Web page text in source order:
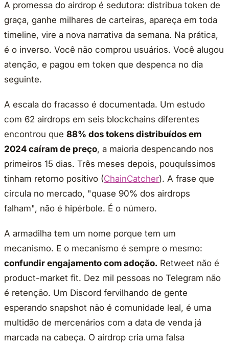
A promessa do airdrop é sedutora: distribua token de
graça, ganhe milhares de carteiras, apareça em toda
timeline, vire a nova narrativa da semana. Na prática,
é o inverso. Você não comprou usuários. Você alugou
atenção, e pagou em token que despenca no dia
seguinte.
A escala do fracasso é documentada. Um estudo
com 62 airdrops em seis blockchains diferentes
encontrou que 88% dos tokens distribuídos em
2024 caíram de preço, a maioria despencando nos
primeiros 15 dias. Três meses depois, pouquíssimos
tinham retorno positivo (ChainCatcher). A frase que
circula no mercado, "quase 90% dos airdrops
falham", não é hipérbole. É o número.
A armadilha tem um nome porque tem um
mecanismo. E o mecanismo é sempre o mesmo:
confundir engajamento com adoção. Retweet não é
product-market fit. Dez mil pessoas no Telegram não
é retenção. Um Discord fervilhando de gente
esperando snapshot não é comunidade leal, é uma
multidão de mercenários com a data de venda já
marcada na cabeça. O airdrop cria uma falsa